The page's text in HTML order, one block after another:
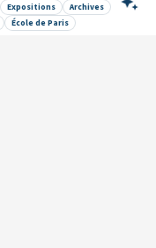
Expositions
Archives
École de Paris